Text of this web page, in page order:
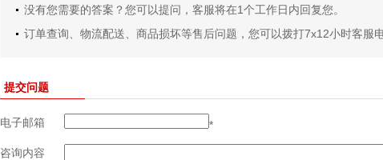
没有您需要的答案？您可以提问，客服将在1个工作日内回复您。
订单查询、物流配送、商品损坏等售后问题，您可以拨打7x12小时客服
提交问题
电子邮箱 *
咨询内容